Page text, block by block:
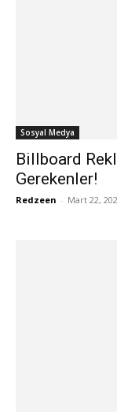
Sosyal Medya
Billboard
Gerekenler!
Redzeen - Mart 22,